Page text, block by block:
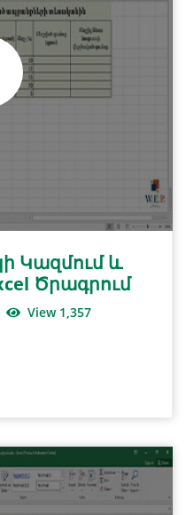
Կազմում ԵՒ
Ծրագրում
View 1,357